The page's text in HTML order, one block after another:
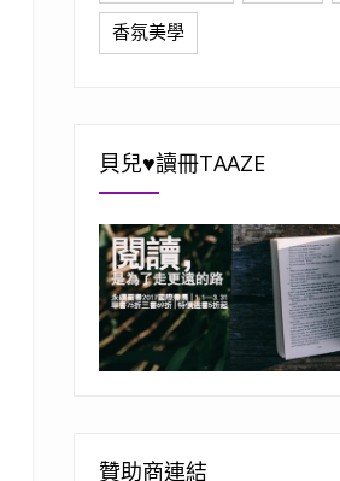
香氛美學
貝兒♥讀冊TAAZE
贊助商連結